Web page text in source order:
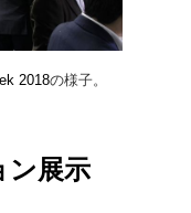
2018の様子。
ン展示